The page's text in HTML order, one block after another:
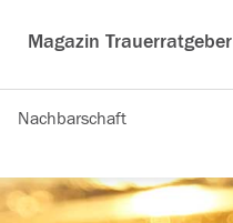
Magazin Trauerratgeber
Nachbarschaft